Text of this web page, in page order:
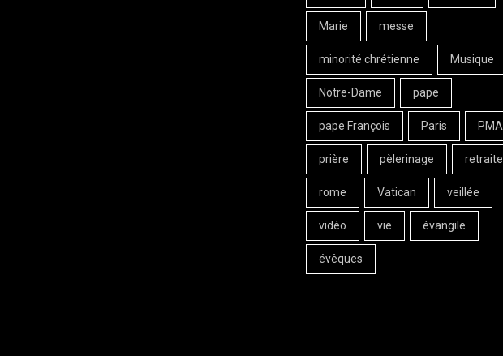
Marie messe
minorité chrétienne Musique
Notre-Dame pape
pape François Paris PMA
prière pèlerinage retraite
rome Vatican veillée
vidéo vie évangile
évêques